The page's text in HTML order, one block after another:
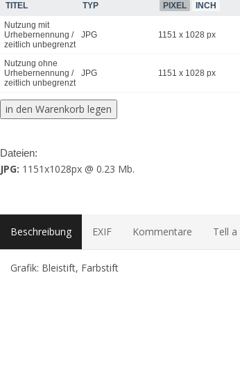
TITEL TYP PIXEL INCH
Nutzung mit
Urhebernennung /
zeitlich unbegrenzt
JPG 1151 x 1028 px
Nutzung ohne
Urhebernennung /
zeitlich unbegrenzt
JPG 1151 x 1028 px
Dateien:
JPG: 1151x1028px @ 0.23 Mb.
Beschreibung EXIF Kommentare Tell a
Grafik: Bleistift, Farbstift